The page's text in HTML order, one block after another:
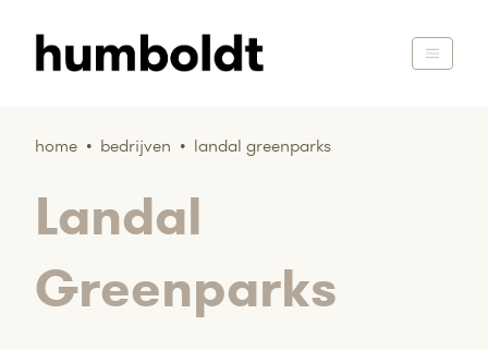
home • bedrijven • landal greenparks
Landal
Greenparks